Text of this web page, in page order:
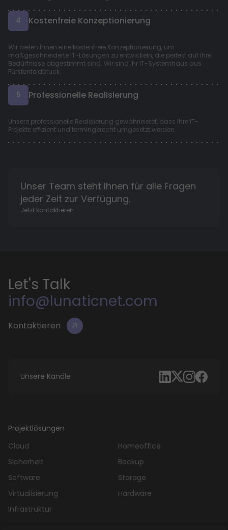
4 Kostenfreie Konzeptionierung
Wir bieten Ihnen eine kostenfreie Konzeptionierung, um
maßgeschneiderte IT-Lösungen zu entwickeln, die perfekt auf Ihre
Bedürfnisse abgestimmt sind. Wir sind Ihr IT-Systemhaus aus
Fürstenfeldbruck.
5 Professionelle Realisierung
Unsere professionelle Realisierung gewährleistet, dass Ihre IT-
Projekte effizient und termingerecht umgesetzt werden.
Unser Team steht Ihnen für alle Fragen
jeder Zeit zur Verfügung.
Jetzt kontaktieren
Let's Talk
info@lunaticnet.com
Kontaktieren
Unsere Kanäle
Projektlösungen
Cloud
Homeoffice
Sicherheit
Backup
Software
Storage
Virtualisierung
Hardware
Infrastruktur